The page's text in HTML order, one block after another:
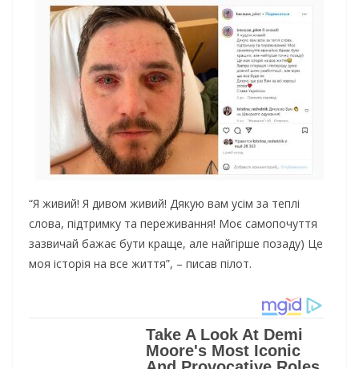
“Я живий! Я дивом живий! Дякую вам усім за теплі
слова, підтримку та переживання! Моє самопочуття
зазвичай бажає бути краще, але найгірше позаду) Це
моя історія на все життя”, – писав пілот.